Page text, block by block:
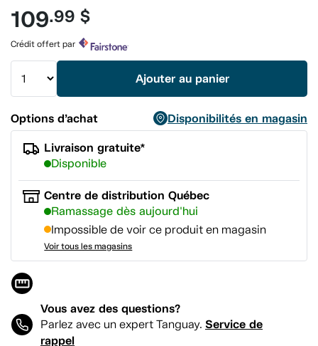
vers
la
109.99 $
Crédit offert par
Ajouter au panier
Options d’achat
Disponibilités en magasin
Livraison gratuite*
Disponible
Centre de distribution Québec
Ramassage dès aujourd'hui
Impossible de voir ce produit en magasin
Voir tous les magasins
Vous avez des questions?
Parlez avec un expert Tanguay. Service de
rappel